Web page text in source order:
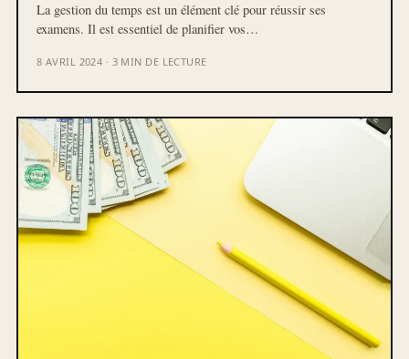
La gestion du temps est un élément clé pour réussir ses
examens. Il est essentiel de planifier vos…
8 AVRIL 2024 · 3 MIN DE LECTURE